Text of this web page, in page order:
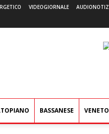
VIDEOGIORNALE
BASSANESE VENETO